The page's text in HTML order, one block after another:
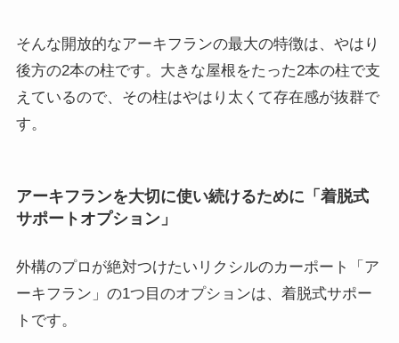
そんな開放的なアーキフランの最大の特徴は、やはり
後方の2本の柱です。大きな屋根をたった2本の柱で支
えているので、その柱はやはり太くて存在感が抜群で
す。
アーキフランを大切に使い続けるために「着脱式
サポートオプション」
外構のプロが絶対つけたいリクシルのカーポート「ア
ーキフラン」の1つ目のオプションは、着脱式サポー
トです。